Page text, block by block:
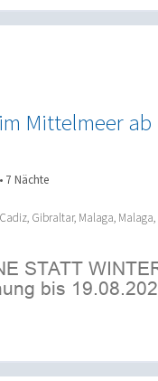
Mittelmeer ab
• 7 Nächte
Gibraltar, Malaga,